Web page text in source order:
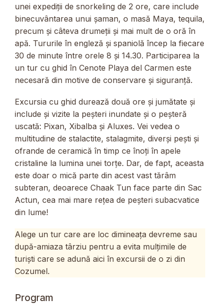
unei expediții de snorkeling de 2 ore, care include
binecuvântarea unui șaman, o masă Maya, tequila,
precum și câteva drumeții și mai mult de o oră în
apă. Tururile în engleză și spaniolă încep la fiecare
30 de minute între orele 8 și 14.30. Participarea la
un tur cu ghid în Cenote Playa del Carmen este
necesară din motive de conservare și siguranță.
Excursia cu ghid durează două ore și jumătate și
include și vizite la peșteri inundate și o peșteră
uscată: Pixan, Xibalba și Aluxes. Vei vedea o
multitudine de stalactite, stalagmite, diverși pești și
ofrande de ceramică în timp ce înoți în apele
cristaline la lumina unei torțe. Dar, de fapt, aceasta
este doar o mică parte din acest vast tărâm
subteran, deoarece Chaak Tun face parte din Sac
Actun, cea mai mare rețea de peșteri subacvatice
din lume!
Alege un tur care are loc dimineața devreme sau
după-amiaza târziu pentru a evita mulțimile de
turiști care se adună aici în excursii de o zi din
Cozumel.
Program